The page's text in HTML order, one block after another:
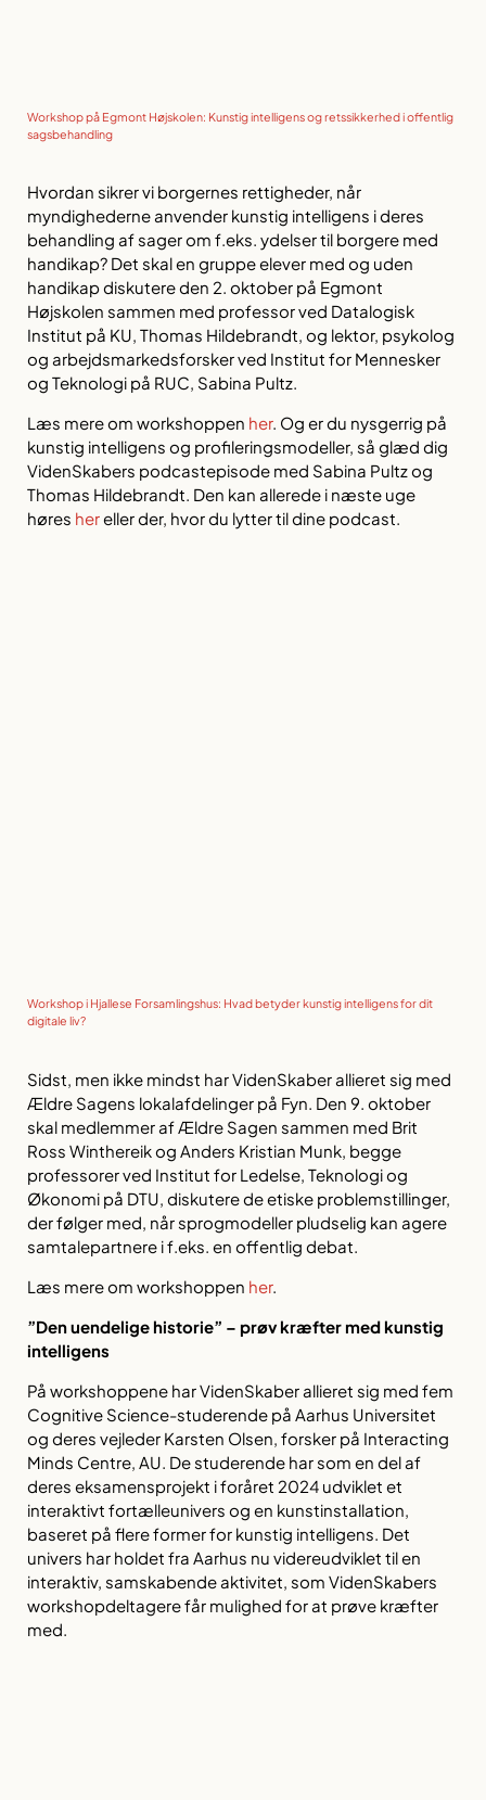
Workshop på Egmont Højskolen: Kunstig intelligens og retssikkerhed i offentlig
sagsbehandling
Hvordan sikrer vi borgernes rettigheder, når
myndighederne anvender kunstig intelligens i deres
behandling af sager om f.eks. ydelser til borgere med
handikap? Det skal en gruppe elever med og uden
handikap diskutere den 2. oktober på Egmont
Højskolen sammen med professor ved Datalogisk
Institut på KU, Thomas Hildebrandt, og lektor, psykolog
og arbejdsmarkedsforsker ved Institut for Mennesker
og Teknologi på RUC, Sabina Pultz.
Læs mere om workshoppen her. Og er du nysgerrig på
kunstig intelligens og profileringsmodeller, så glæd dig
VidenSkabers podcastepisode med Sabina Pultz og
Thomas Hildebrandt. Den kan allerede i næste uge
høres hereller der, hvor du lytter til dine podcast.
Workshop i Hjallese Forsamlingshus: Hvad betyder kunstig intelligens for dit
digitale liv?
Sidst, men ikke mindst har VidenSkaber allieret sig med
Ældre Sagens lokalafdelinger på Fyn. Den 9. oktober
skal medlemmer af Ældre Sagen sammen med Brit
Ross Winthereik og Anders Kristian Munk, begge
professorer ved Institut for Ledelse, Teknologi og
Økonomi på DTU, diskutere de etiske problemstillinger,
der følger med, når sprogmodeller pludselig kan agere
samtalepartnere i f.eks. en offentlig debat.
Læs mere om workshoppen her.
”Den uendelige historie” – prøv kræfter med kunstig
intelligens
På workshoppene har VidenSkaber allieret sig med fem
Cognitive Science-studerende på Aarhus Universitet
og deres vejleder Karsten Olsen, forsker på Interacting
Minds Centre, AU. De studerende har som en del af
deres eksamensprojekt i foråret 2024 udviklet et
interaktivt fortælleunivers og en kunstinstallation,
baseret på flere former for kunstig intelligens. Det
univers har holdet fra Aarhus nu videreudviklet til en
interaktiv, samskabende aktivitet, som VidenSkabers
workshopdeltagere får mulighed for at prøve kræfter
med.